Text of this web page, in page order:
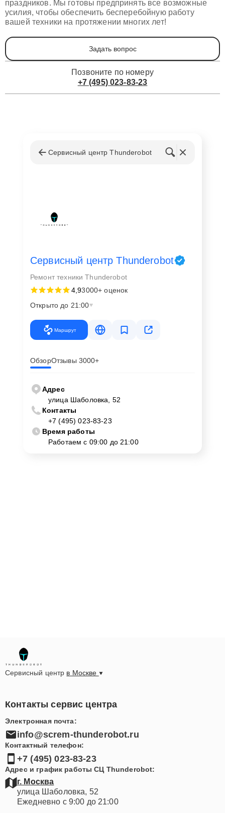
праздников. Мы готовы предпринять все возможные
усилия, чтобы обеспечить бесперебойную работу
вашей техники на протяжении многих лет!
Задать вопрос
Позвоните по номеру
+7 (495) 023-83-23
Сервисный центр Thunderobot
Сервисный центр Thunderobot
Ремонт техники Thunderobot
4,93000+ оценок
Открыто до 21:00
Маршрут
ОбзорОтзывы 3000+
Адрес
улица Шаболовка, 52
Контакты
+7 (495) 023-83-23
Время работы
Работаем с 09:00 до 21:00
Сервисный центр в Москве
Контакты сервис центра
Электронная почта:
info@screm-thunderobot.ru
Контактный телефон:
+7 (495) 023-83-23
Адрес и график работы СЦ Thunderobot:
г. Москва
улица Шаболовка, 52
Ежедневно с 9:00 до 21:00